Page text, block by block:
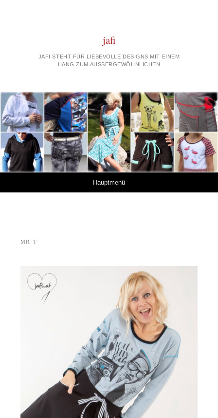
jafi
JAFI STEHT FÜR LIEBEVOLLE DESIGNS MIT EINEM
HANG ZUM AUSSERGEWÖHNLICHEN
Hauptmenü
MR. T